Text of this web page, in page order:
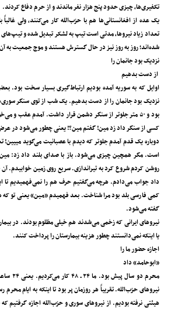
تکفیری‌ها، چیزی حدود پنج هزار نفر ماندند و از حرم دفاع کردند.
یک عده از افغانستانی‌ها هم با حزب‌الله کار می‌کنند، ولی
تعداد زیاد نیروها، مدتی است تیپ به لشکر تبدیل شده و
شده‌اند؛ روز به روز نیز در حال گسترش هستند و موج جمعیت به
نزدیک بود جانمان را
از دست بدهیم
اوایل که به سوریه آمده بودیم ارتباط‌گیری بسیار سخت بود.
نزدیک بود جانمان را از دست بدهیم. یک شب از توی سنگر
بود و ۵۰ متر جلوتر از سنگر دشمن قرار داشت. آمدم عقب و
کسی از سنگر داد زد مین! گفتم مین؟! یعنی چطور می‌شود در
دوباره یک قدم آمدم جلوتر که دیدم با عصبانیت می‌گوید
است. مگر همچین چیزی می‌شود. باز با صدای بلند داد زد:
روشن کردم شروع کرد به تیراندازی. سریع روی زمین خوابیدم.
داد جواب می‌دادم. هرچه می‌گفتیم حرف هم را نمی‌فهمیدیم تا
کمی فارسی بلد بود مرا شناخت. بعد فهمیدم «مین» یعنی تو که
گفته می‌شود.
نیروهای ایرانی که زخمی می‌شدند هم خیلی مظلوم بودند. در
یا اینکه نمی‌دانستند چطور هزینه بیمارستان را پرداخت کنند.
اجازه حضور ما را
«ابوحامد» داد
نیروهای حزب‌الله. تقریباً هر روزمان پر بود تا اینکه به ایام
هیئتی نرفته بودیم. از نیروهای سوری و حزب‌الله اجازه